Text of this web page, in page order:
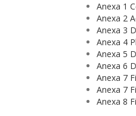
Anexa 1
Anexa 2
Anexa 3
Anexa 4
Anexa 5
Anexa 6
Anexa 7
Anexa 7
Anexa 8